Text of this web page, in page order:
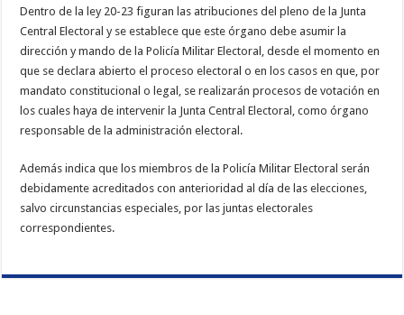
Dentro de la ley 20-23 figuran las atribuciones del pleno de la Junta
Central Electoral y se establece que este órgano debe asumir la
dirección y mando de la Policía Militar Electoral, desde el momento en
que se declara abierto el proceso electoral o en los casos en que, por
mandato constitucional o legal, se realizarán procesos de votación en
los cuales haya de intervenir la Junta Central Electoral, como órgano
responsable de la administración electoral.
Además indica que los miembros de la Policía Militar Electoral serán
debidamente acreditados con anterioridad al día de las elecciones,
salvo circunstancias especiales, por las juntas electorales
correspondientes.